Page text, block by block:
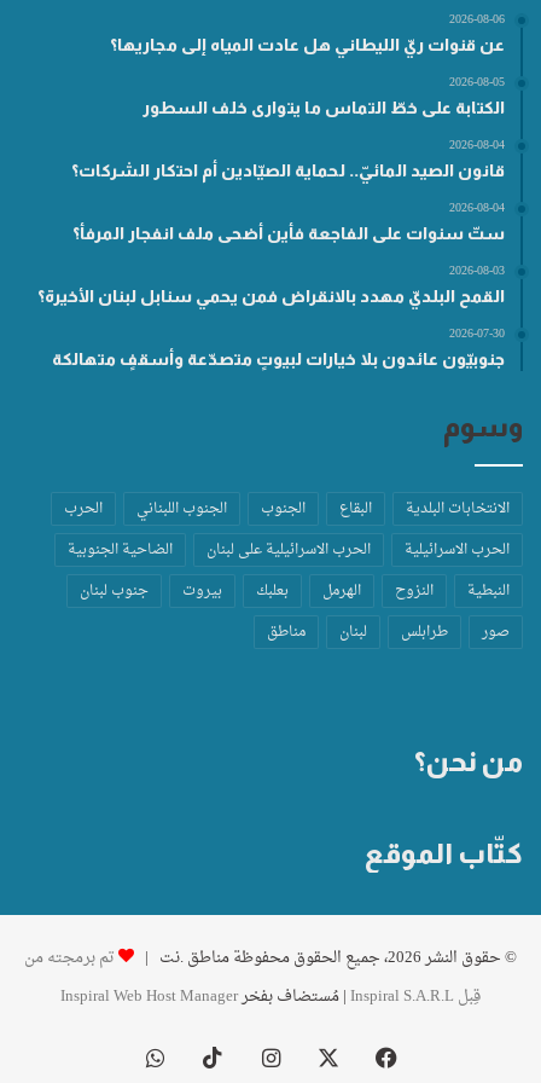
2026-08-06
عن قنوات ريّ الليطاني هل عادت المياه إلى مجاريها؟
2026-08-05
الكتابة على خطّ التماس ما يتوارى خلف السطور
2026-08-04
قانون الصيد المائيّ.. لحماية الصيّادين أم احتكار الشركات؟
2026-08-04
ستّ سنوات على الفاجعة فأين أضحى ملف انفجار المرفأ؟
2026-08-03
القمح البلديّ مهدد بالانقراض فمن يحمي سنابل لبنان الأخيرة؟
2026-07-30
جنوبيّون عائدون بلا خيارات لبيوتٍ متصدّعة وأسقفٍ متهالكة
وسوم
الانتخابات البلدية البقاع الجنوب الجنوب اللبناني
الحرب
الحرب الاسرائيلية
الحرب الاسرائيلية على لبنان
الضاحية الجنوبية
النبطية
النزوح الهرمل بعلبك بيروت
جنوب لبنان
صور
طرابلس لبنان مناطق
من نحن؟
كتّاب الموقع
© حقوق النشر 2026، جميع الحقوق محفوظة مناطق .نت |
تم برمجته من
قِبل Inspiral S.A.R.L
| مُستضاف بفخرInspiral Web Host Manager
فيسبوك انستقرام ‫TikTokواتساب